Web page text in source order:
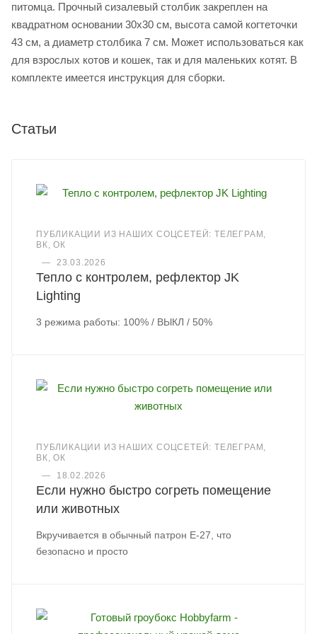
питомца. Прочный сизалевый столбик закреплен на
квадратном основании 30х30 см, высота самой когтеточки
43 см, а диаметр столбика 7 см. Может использоваться как
для взрослых котов и кошек, так и для маленьких котят. В
комплекте имеется инструкция для сборки.
Статьи
ПУБЛИКАЦИИ ИЗ НАШИХ СОЦСЕТЕЙ: ТЕЛЕГРАМ,
ВК, ОК
—
23.03.2026
Тепло с контролем, рефлектор JK
Lighting
3 режима работы: 100% / ВЫКЛ / 50%
ПУБЛИКАЦИИ ИЗ НАШИХ СОЦСЕТЕЙ: ТЕЛЕГРАМ,
ВК, ОК
—
18.02.2026
Если нужно быстро согреть помещение
или животных
Вкручивается в обычный патрон Е-27, что
безопасно и просто